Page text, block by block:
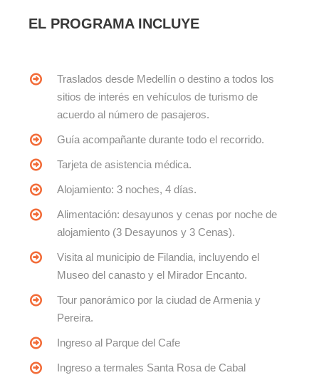
EL PROGRAMA INCLUYE
Traslados desde Medellín o destino a todos los
sitios de interés en vehículos de turismo de
acuerdo al número de pasajeros.
Guía acompañante durante todo el recorrido.
Tarjeta de asistencia médica.
Alojamiento: 3 noches, 4 días.
Alimentación: desayunos y cenas por noche de
alojamiento (3 Desayunos y 3 Cenas).
Visita al municipio de Filandia, incluyendo el
Museo del canasto y el Mirador Encanto.
Tour panorámico por la ciudad de Armenia y
Pereira.
Ingreso al Parque del Cafe
Ingreso a termales Santa Rosa de Cabal